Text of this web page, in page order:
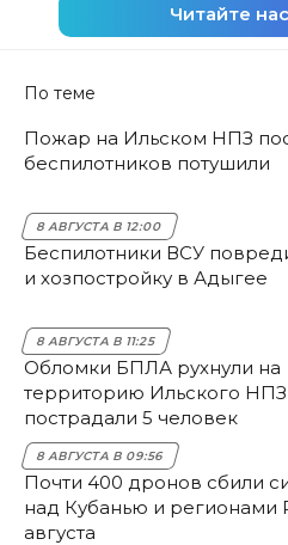
Читайте
По теме
Пожар на Ильском НПЗ
беспилотников потушили
8 АВГУСТА В 12:00
Беспилотники ВСУ
и хозпостройку в Адыгее
8 АВГУСТА В 11:25
Обломки БПЛА рухнули на
территорию Ильского НПЗ —
пострадали 5 человек
8 АВГУСТА В 09:56
Почти 400 дронов сбили
над Кубанью и регионами
августа